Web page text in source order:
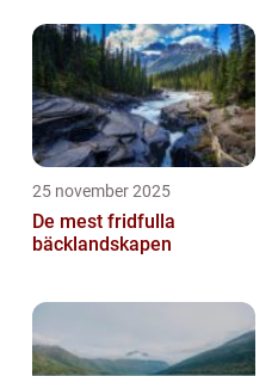
25 november 2025
De mest fridfulla
bäcklandskapen